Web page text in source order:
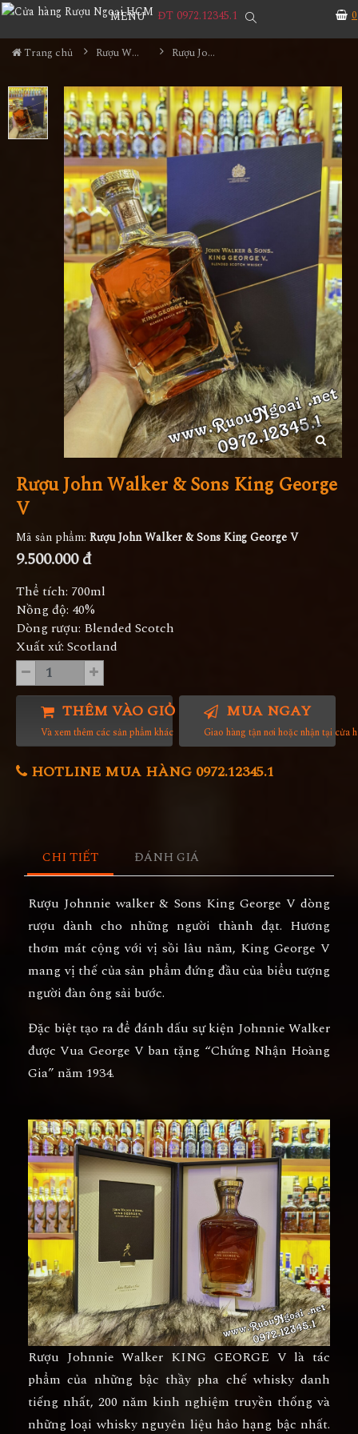
0
MENU ĐT 0972.12345.1
Trang chủ Rượu Whisky Rượu John Walker & Sons King George V
Rượu John Walker & Sons King George
V
Mã sản phẩm: Rượu John Walker & Sons King George V
9.500.000 đ
Thể tích: 700ml
Nồng độ: 40%
Dòng rượu: Blended Scotch
Xuất xứ: Scotland
THÊM VÀO GIỎ HÀNG
Và xem thêm các sản phẩm khác
MUA NGAY
Giao hàng tận nơi hoặc nhận tại cửa
HOTLINE MUA HÀNG 0972.12345.1
CHI TIẾT ĐÁNH GIÁ
Rượu Johnnie walker & Sons King George V dòng
rượu dành cho những người thành đạt. Hương
thơm mát cộng với vị sồi lâu năm, King George V
mang vị thế của sản phẩm đứng đầu của biểu tượng
người đàn ông sải bước.
Đặc biệt tạo ra để đánh dấu sự kiện Johnnie Walker
được Vua George V ban tặng “Chứng Nhận Hoàng
Gia” năm 1934.
Rượu Johnnie Walker KING GEORGE V là tác
phẩm của những bậc thầy pha chế whisky danh
tiếng nhất, 200 năm kinh nghiệm truyền thống và
những loại whisky nguyên liệu hảo hạng bậc nhất.